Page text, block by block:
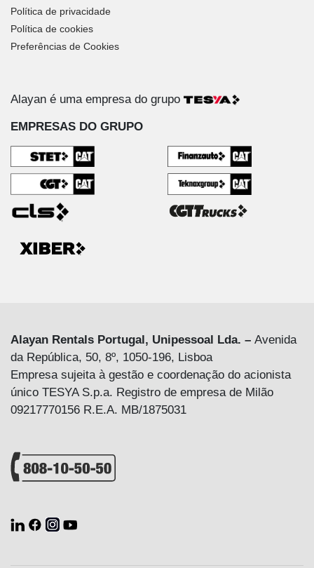
Política de privacidade
Política de cookies
Preferências de Cookies
Alayan é uma empresa do grupo
EMPRESAS DO GRUPO
Alayan Rentals Portugal, Unipessoal Lda. – Avenida
da República, 50, 8º, 1050-196, Lisboa
Empresa sujeita à gestão e coordenação do acionista
único TESYA S.p.a. Registro de empresa de Milão
09217770156 R.E.A. MB/1875031